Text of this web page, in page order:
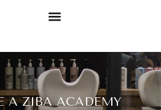
A ZIBA ACADEMY